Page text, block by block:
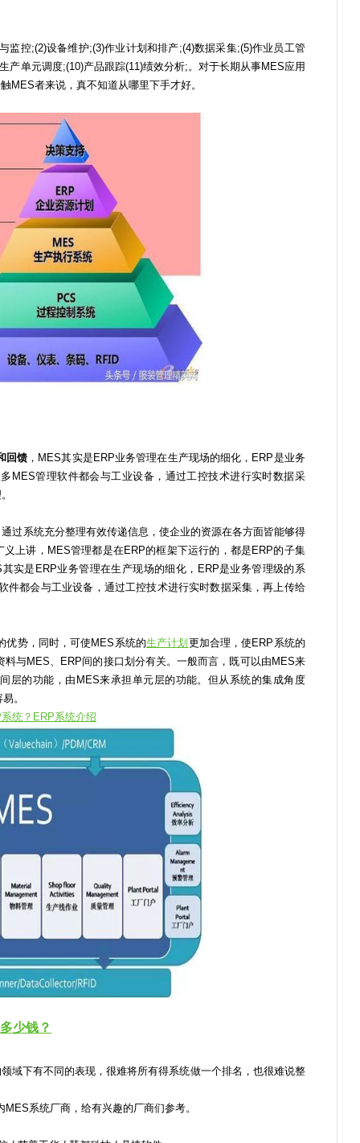
控;(2)设备维护;(3)作业计划和排产;(4)数据采集;(5)作业员工管
产单元调度;(10)产品跟踪(11)绩效分析;。对于长期从事MES应用
MES者来说，真不知道从哪里下手才好。
回馈 ，MES其实是ERP业务管理在生产现场的细化，ERP是业务
MES管理软件都会与工业设备，通过工控技术进行实时数据采
系统充分整理有效传递信息，使企业的资源在各方面皆能够得
上讲，MES管理都是在ERP的框架下运行的，都是ERP的子集
实是ERP业务管理在生产现场的细化，ERP是业务管理级的系
件都会与工业设备，通过工控技术进行实时数据采集，再上传给
势，同时，可使MES系统的生产计划 更加合理，使ERP系统的
与MES、ERP间的接口划分有关。一般而言，既可以由MES来
层的功能，由MES来承担单元层的功能。但从系统的集成角度
。
统？ERP系统介绍
少钱？
下有不同的表现，很难将所有得系统做一个排名，也很难说整
系统厂商，给有兴趣的厂商们参考。